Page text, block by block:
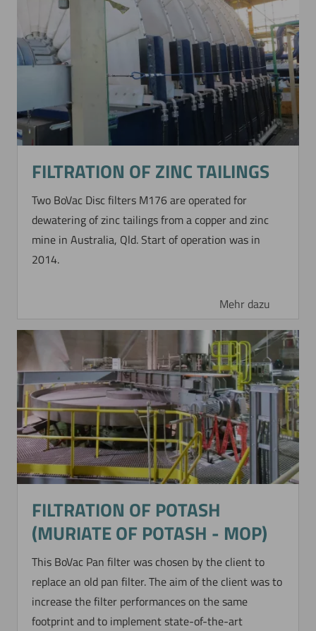
FILTRATION OF ZINC TAILINGS
Two BoVac Disc filters M176 are operated for
dewatering of zinc tailings from a copper and zinc
mine in Australia, Qld. Start of operation was in
2014.
Mehr dazu
FILTRATION OF POTASH
(MURIATE OF POTASH - MOP)
This BoVac Pan filter was chosen by the client to
replace an old pan filter. The aim of the client was to
increase the filter performances on the same
footprint and to implement state-of-the-art